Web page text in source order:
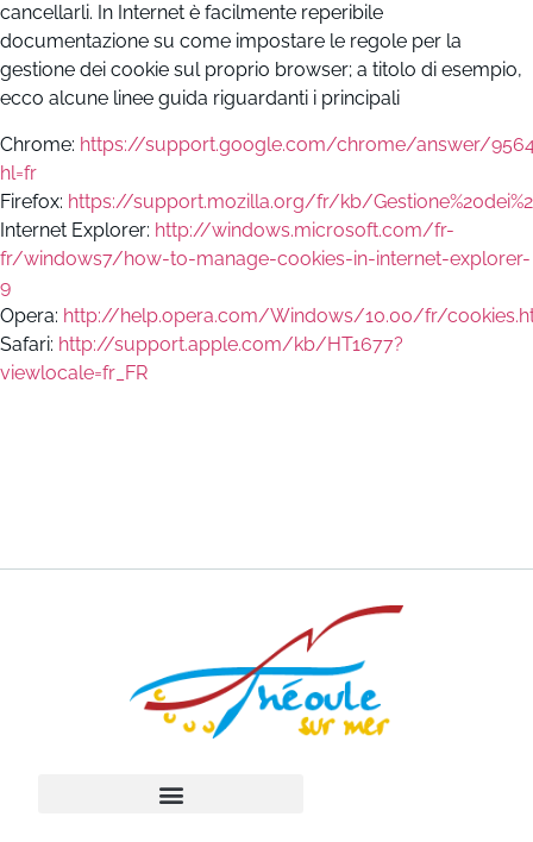
cancellarli. In Internet è facilmente reperibile
documentazione su come impostare le regole per la
gestione dei cookie sul proprio browser; a titolo di esempio,
ecco alcune linee guida riguardanti i principali
Chrome: https://support.google.com/chrome/answer/
hl=fr
Firefox: https://support.mozilla.org/fr/kb/
Internet Explorer: http://windows.microsoft.com/fr-
fr/windows7/how-to-manage-cookies-in-internet-explorer-
9
Opera: http://help.opera.com/Windows/10.00/fr/
Safari: http://support.apple.com/kb/HT1677?
viewlocale=fr_FR